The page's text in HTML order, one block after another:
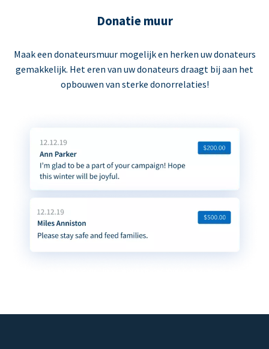
Donatie muur
Maak een donateursmuur mogelijk en herken uw donateurs
gemakkelijk. Het eren van uw donateurs draagt bij aan het
opbouwen van sterke donorrelaties!